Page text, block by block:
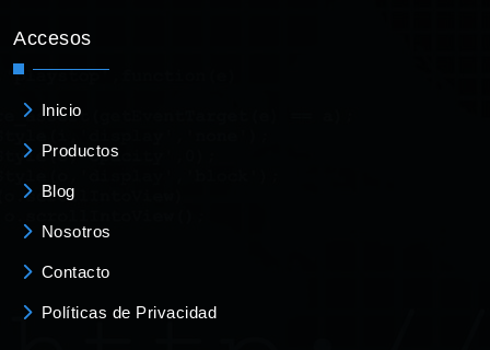
Accesos
Inicio
Productos
Blog
Nosotros
Contacto
Políticas de Privacidad